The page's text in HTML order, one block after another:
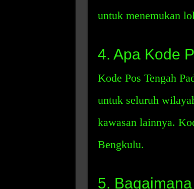
untuk menemukan
4. Apa Kode
Kode Pos Tengah
untuk seluruh
kawasan lainnya.
Bengkulu.
5.